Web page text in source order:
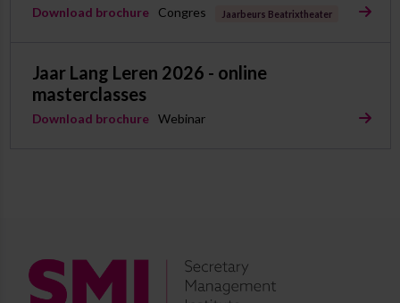
Download brochure Congres Jaarbeurs Beatrixtheater
Jaar Lang Leren 2026 - online
masterclasses
Download brochure Webinar